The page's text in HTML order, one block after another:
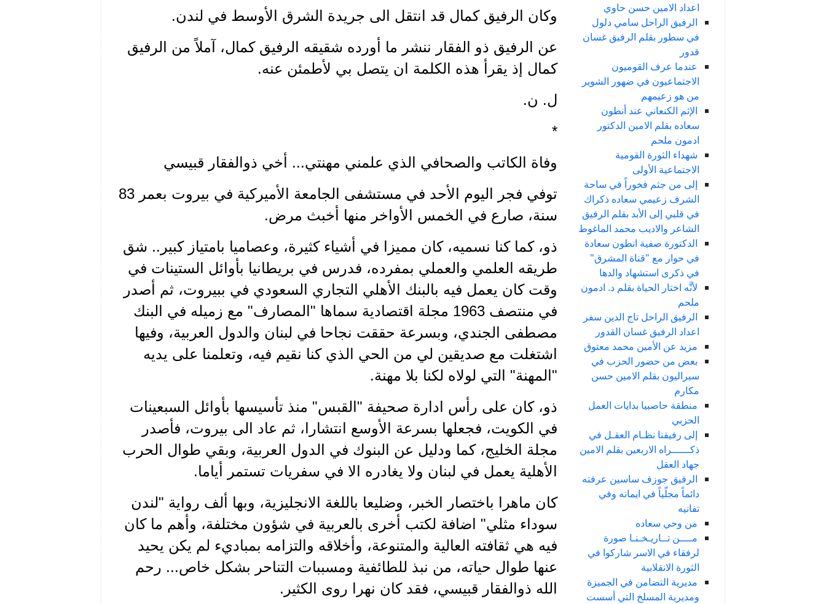
اعداد الامين حسن حاوي
الرفيق الراحل سامي دلول
في سطور بقلم الرفيق غسان
قدور
عندما عرف القوميون
الاجتماعيون في ضهور الشوير
من هو زعيمهم
الإثم الكنعاني عند أنطون
سعاده بقلم الامين الدكتور
ادمون ملحم
شهداء الثورة القومية
الاجتماعية الأولى
إلى من جثم فخوراً في ساحة
الشرف زعيمي سعاده ذكراك
في قلبي إلى الأبد بقلم الرفيق
الشاعر والاديب محمد الماغوط
الدكتورة صفية انطون سعادة
في حوار مع "قناة المشرق"
في ذكرى استشهاد والدها
لأنَّه اختار الحياة بقلم د. ادمون
ملحم
الرفيق الراحل تاج الدين سفر
اعداد الرفيق غسان القدور
مزيد عن الأمين محمد معتوق
بعض من حضور الحزب في
سيراليون بقلم الامين حسن
مكارم
منطقة حاصبيا بدايات العمل
الحزبي
إلى رفيقنا نظـام العقـل في
ذكــــــراه الاربعين بقلم الامين
جهاد العقل
الرفيق جوزف ساسين عرفته
دائماً مجلّياً في ايمانه وفي
تفانيه
من وحي سعاده
مــــن تــاريـخـنـا صورة
لرفقاء في الاسر شاركوا في
الثورة الانقلابية
مديرية التضامن في الجميزة
ومديرية المسلخ التي أسست
وكان الرفيق كمال قد انتقل الى جريدة الشرق الأوسط في لندن.
عن الرفيق ذو الفقار ننشر ما أورده شقيقه الرفيق كمال، آملاً من الرفيق
كمال إذ يقرأ هذه الكلمة ان يتصل بي لأطمئن عنه.
ل. ن.
*
وفاة الكاتب والصحافي الذي علمني مهنتي... أخي ذوالفقار قبيسي
توفي فجر اليوم الأحد في مستشفى الجامعة الأميركية في بيروت بعمر 83
سنة، صارع في الخمس الأواخر منها أخبث مرض.
ذو، كما كنا نسميه، كان مميزا في أشياء كثيرة، وعصاميا بامتياز كبير.. شق
طريقه العلمي والعملي بمفرده، فدرس في بريطانيا بأوائل الستينات في
وقت كان يعمل فيه بالبنك الأهلي التجاري السعودي في ببيروت، ثم أصدر
في منتصف 1963 مجلة اقتصادية سماها "المصارف" مع زميله في البنك
مصطفى الجندي، وبسرعة حققت نجاحا في لبنان والدول العربية، وفيها
اشتغلت مع صديقين لي من الحي الذي كنا نقيم فيه، وتعلمنا على يديه
"المهنة" التي لولاه لكنا بلا مهنة.
ذو، كان على رأس ادارة صحيفة "القبس" منذ تأسيسها بأوائل السبعينات
في الكويت، فجعلها بسرعة الأوسع انتشارا، ثم عاد الى بيروت، فأصدر
مجلة الخليج، كما ودليل عن البنوك في الدول العربية، وبقي طوال الحرب
الأهلية يعمل في لبنان ولا يغادره الا في سفريات تستمر أياما.
كان ماهرا باختصار الخبر، وضليعا باللغة الانجليزية، وبها ألف رواية "لندن
سوداء مثلي" اضافة لكتب أخرى بالعربية في شؤون مختلفة، وأهم ما كان
فيه هي ثقافته العالية والمتنوعة، وأخلاقه والتزامه بمباديء لم يكن يحيد
عنها طوال حياته، من نبذ للطائفية ومسببات التناحر بشكل خاص... رحم
الله ذوالفقار قبيسي، فقد كان نهرا روى الكثير.